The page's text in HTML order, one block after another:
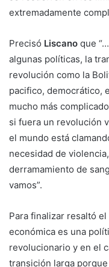
extremadamente
Precisó Liscano que
algunas políticas, la
revolución como la
pacifico, democrático,
mucho más
si fuera un revolución
el mundo está
necesidad de
derramamiento de
vamos”.
Para finalizar resaltó
económica es una
revolucionario y en el
transición larga